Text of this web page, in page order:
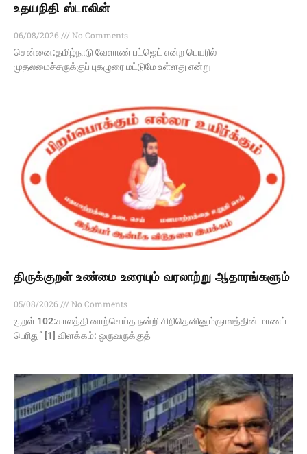
உதயநிதி ஸ்டாலின்
06/08/2026
No Comments
சென்னை:தமிழ்நாடு வேளாண் பட்ஜெட் என்ற பெயரில்
முதலமைச்சருக்குப் புகழுரை மட்டுமே உள்ளது என்று
திருக்குறள் உண்மை உரையும் வரலாற்று ஆதாரங்களும்
05/08/2026
No Comments
குறள் 102:காலத்தி னாற்செய்த நன்றி சிறிதெனினும்ஞாலத்தின் மாணப்
பெரிது” [1] விளக்கம்: ஒருவருக்குத்